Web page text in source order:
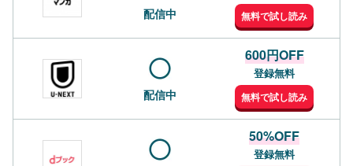
配信中 無料で試し読み
配信中
600円OFF
登録無料
無料で試し読み
50%OFF
登録無料